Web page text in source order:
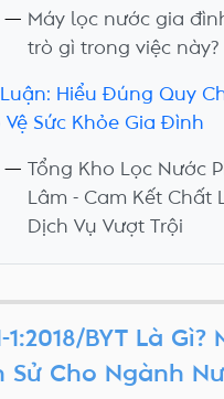
Máy lọc nước gia
trò gì trong việc này?
Luận: Hiểu Đúng Quy
Vệ Sức Khỏe Gia Đình
Tổng Kho Lọc Nước
Lâm - Cam Kết Chất
Dịch Vụ Vượt Trội
1:2018/BYT Là Gì?
Sử Cho Ngành